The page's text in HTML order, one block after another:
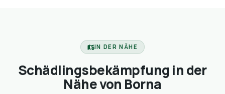
IN DER NÄHE
Schädlingsbekämpfung in der
Nähe von Borna